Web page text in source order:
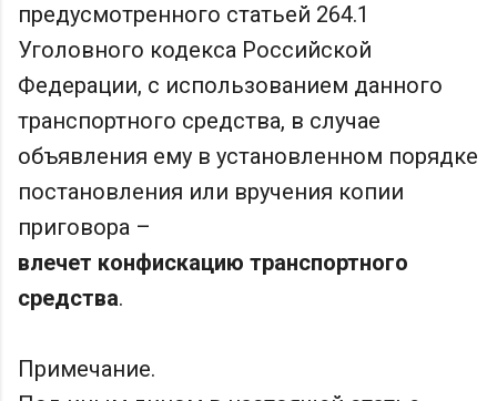
предусмотренного ‎статьей 264.1
Уголовного кодекса Российской
Федерации, с использованием данного
транспортного средства, в случае
объявления ему в установленном порядке
постановления или вручения копии
приговора –
влечет конфискацию транспортного
средства.
Примечание.